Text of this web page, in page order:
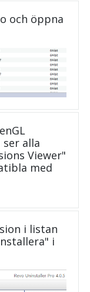
och öppna
ser alla
Viewer"
med
i listan
i